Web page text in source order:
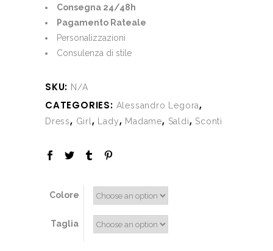
Consegna 24/48h
Pagamento Rateale
Personalizzazioni
Consulenza di stile
SKU: N/A
CATEGORIES: Alessandro Legora,
Dress, Girl, Lady, Madame, Saldi, Sconti
Colore
Taglia